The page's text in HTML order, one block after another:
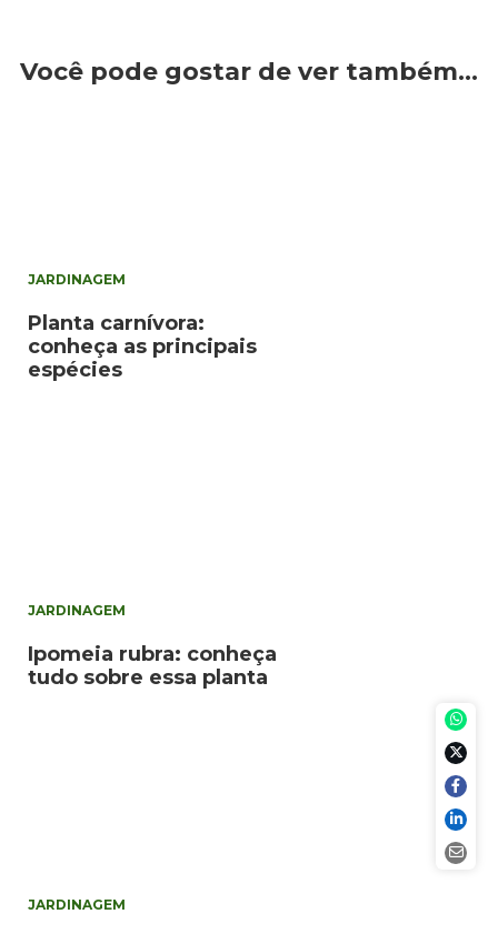
Você pode gostar de ver também…
JARDINAGEM
Planta carnívora:
conheça as principais
espécies
JARDINAGEM
Ipomeia rubra: conheça
tudo sobre essa planta
JARDINAGEM